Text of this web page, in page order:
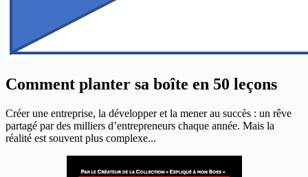
Comment planter sa boîte en 50 leçons
Créer une entreprise, la développer et la mener au succès : un rêve
partagé par des milliers d’entrepreneurs chaque année. Mais la
réalité est souvent plus complexe...